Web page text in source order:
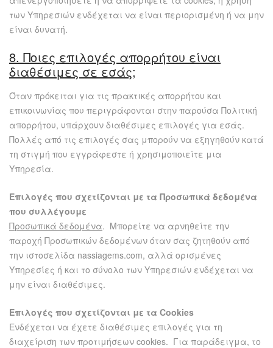
των Υπηρεσιών ενδέχεται να είναι περιορισμένη ή να μην
είναι δυνατή.
8. Ποιες επιλογές απορρήτου είναι
διαθέσιμες σε εσάς;
Όταν πρόκειται για τις πρακτικές απορρήτου και
επικοινωνίας που περιγράφονται στην παρούσα Πολιτική
απορρήτου, υπάρχουν διαθέσιμες επιλογές για εσάς.
Πολλές από τις επιλογές σας μπορούν να εξηγηθούν κατά
τη στιγμή που εγγράφεστε ή χρησιμοποιείτε μια
Υπηρεσία.
Επιλογές που σχετίζονται με τα Προσωπικά δεδομένα
που συλλέγουμε
Προσωπικά δεδομένα. Μπορείτε να αρνηθείτε την
παροχή Προσωπικών δεδομένων όταν σας ζητηθούν από
την ιστοσελίδα nassiagems.com, αλλά ορισμένες
Υπηρεσίες ή και το σύνολο των Υπηρεσιών ενδέχεται να
μην είναι διαθέσιμες.
Επιλογές που σχετίζονται με τα Cookies
Ενδέχεται να έχετε διαθέσιμες επιλογές για τη
διαχείριση των προτιμήσεων cookies. Για παράδειγμα, το